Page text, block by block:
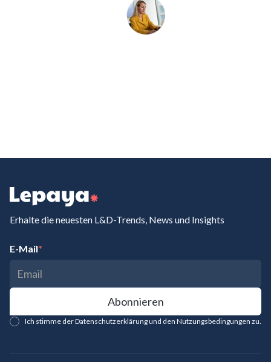
systems, objectives, and culture are company-wide. ‍‍Why is
this so hard to shift, even when leaders recognize the
problem?We have normalized this idea that you have to be
organizations prioritizing trust, authenticity, and
psychological safety can unlock a competitive advantage.
When employees feel safe to share concerns, ideas, and
improves, and stronger relationships emerge across every
level of the business.
Erhalte die neuesten L&D-Trends, News und Insights
E-Mail*
Ich stimme der Datenschutzerklärung und den Nutzungsbedingungen zu.